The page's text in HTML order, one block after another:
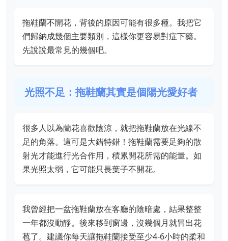
拖鞋蘭不開花，背後的原因可能有很多種。我把它
們歸納成幾個主要類別，這樣你更容易對症下藥。
先說說最常見的幾個吧。
光照不足：拖鞋蘭其實是個陽光愛好者
很多人以為蘭花喜歡陰涼，就把拖鞋蘭放在光線不
足的角落。這可是大錯特錯！拖鞋蘭需要足夠的散
射光才能進行光合作用，積累開花所需的能量。如
果光照太弱，它可能只長葉子不開花。
我曾經把一盆拖鞋蘭放在客廳的陰暗處，結果整整
一年都沒動靜。後來移到窗邊，沒幾個月就冒出花
苞了。建議你每天讓拖鞋蘭接受至少4-6小時的柔和